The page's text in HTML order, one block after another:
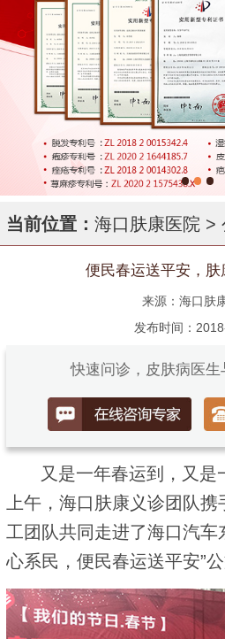
当前位置： 海口肤康医院 >
便民春运送平安，
来源：海口肤
发布时间：
快速问诊，皮肤病医
又是一年春运到，又是
上午，海口肤康义诊团队
工团队共同走进了海口汽车
心系民，便民春运送平安”公